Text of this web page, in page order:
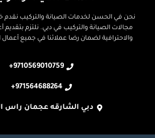
نحن في الحسن لخدمات الصيانة والتركيب نقدم
مجالات الصيانة والتركيب في دبي. نلتزم بتقديم
والاحترافية لضمان رضا عملائنا في جميع أعمال
9710569010759+
971564688264+
دبي الشارقه عجمان راس